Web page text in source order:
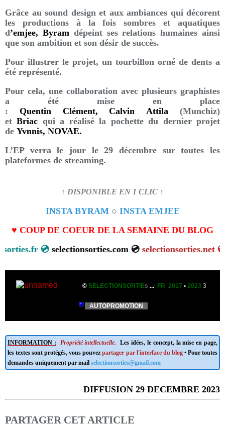
Grâce au sound design et aux ambiances qui décorent
les productions à la fois sombres et aquatiques
d’emjee, Byram dépeint ses relations humaines ainsi
que son ambition et son désir de succès.
Pour illustrer le projet, un tourbillon orné de dents a
été représenté.
Pour cela, une collaboration avec plusieurs graphistes
a été mise en place
: Quentin Clément, Calvin Attila (Munchiz)
etBriac qui a réalisé la pochette du dernier projet
de Yvnnis, NOVAE.
L’EP verra le jour le 29 décembre sur toutes les
plateformes de streaming.
↑ DISPONIBLE EN 1 CLIC ↑
INSTA BYRAM ○ INSTA EMJEE
♥ COUP DE COEUR DE LA SEMAINE DU BLOG
💿selectionsorties.com 💿
©SELECTIONSORTIEs ... FR 2017 • 2023 3
AUTOPROMOTION
INFORMATION : Propriété intellectuelle.
Les idées, le concept, la mise en page,
les textes sont protégés, vous pouvezpartager par l'interface du blog• Pour toutes
demandes uniquement par mail selectionsorties@gmail.com
DIFFUSION 29 DECEMBRE 2023
PARTAGER CET ARTICLE